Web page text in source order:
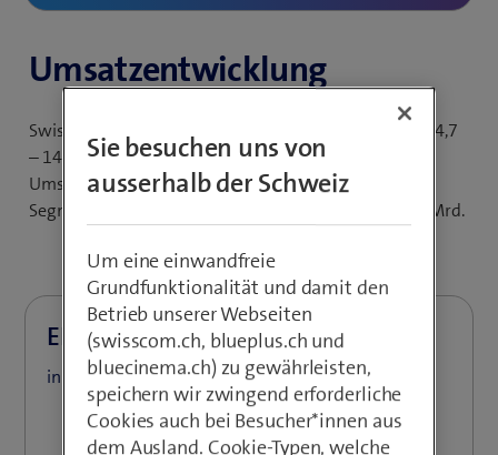
Umsatz­entwicklung
Swisscom erwartet für 2026 einen Umsatz von CHF 14,7
– 14,9 Mrd. Für das Segment Schweiz wird mit einem
Umsatz von CHF 7,7 – 7,8 Mrd. gerechnet, für das
Segment Italien mit einem Umsatz von rund EUR 7,2 Mrd.
EBITDAaL
in Mio. CHF
Sie besuchen uns von
ausserhalb der Schweiz
Um eine einwandfreie
Grundfunktionalität und damit den
Betrieb unserer Webseiten
(swisscom.ch, blueplus.ch und
bluecinema.ch) zu gewährleisten,
speichern wir zwingend erforderliche
Cookies auch bei Besucher*innen aus
dem Ausland. Cookie-Typen, welche